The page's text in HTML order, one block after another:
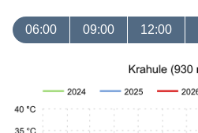
06:00 09:00 12:00